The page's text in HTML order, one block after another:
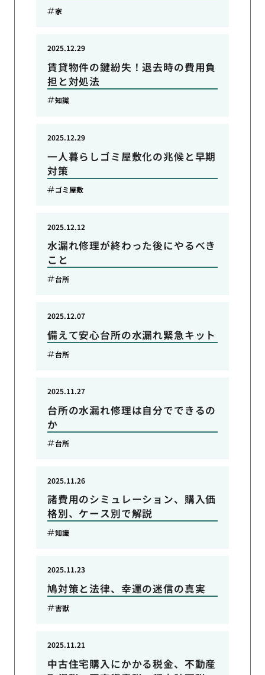
家
賃貸物件の鍵紛失！退去時の費用負
担と対処法
2025.12.29
知識
一人暮らしゴミ屋敷化の兆候と早期
対策
2025.12.29
ゴミ屋敷
水漏れ修理が終わった後にやるべき
こと
2025.12.12
台所
備えて安心台所の水漏れ緊急キット
2025.12.07
台所
台所の水漏れ修理は自分でできるの
か
2025.11.27
台所
諸費用のシミュレーション、購入価
格別、ケース別で解説
2025.11.26
知識
鳩対策と法律、幸運の迷信の真実
2025.11.23
害獣
中古住宅購入にかかる税金、不動産
2025.11.21